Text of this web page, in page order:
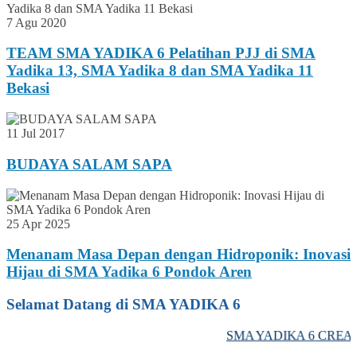
7 Agu 2020
TEAM SMA YADIKA 6 Pelatihan PJJ di SMA
Yadika 13, SMA Yadika 8 dan SMA Yadika 11
Bekasi
11 Jul 2017
BUDAYA SALAM SAPA
25 Apr 2025
Menanam Masa Depan dengan Hidroponik: Inovasi
Hijau di SMA Yadika 6 Pondok Aren
Selamat Datang di SMA YADIKA 6
SMA YADIKA 6